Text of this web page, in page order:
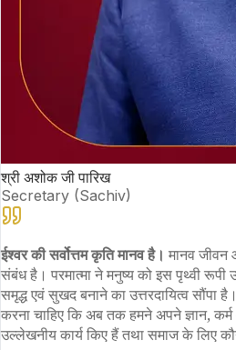
श्री अशोक जी पारिख
Secretary (Sachiv)
ईश्वर की सर्वोत्तम कृति मानव है। मानव जीवन
संबंध है। परमात्मा ने मनुष्य को इस पृथ्वी
समृद्ध एवं सुखद बनाने का उत्तरदायित्व
करना चाहिए कि अब तक हमने अपने ज्ञान,
उल्लेखनीय कार्य किए हैं तथा समाज के लिए